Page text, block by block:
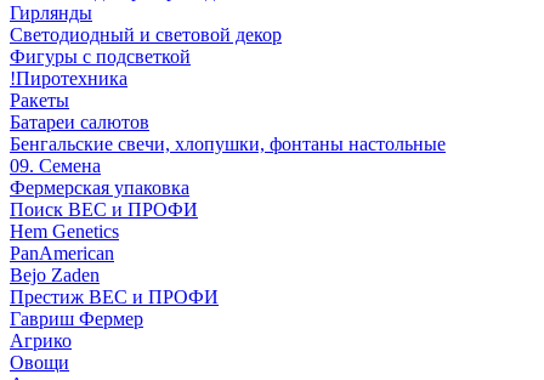
Гирлянды
Светодиодный и световой декор
Фигуры с подсветкой
!Пиротехника
Ракеты
Батареи салютов
Бенгальские свечи, хлопушки, фонтаны настольные
09. Семена
Фермерская упаковка
Поиск ВЕС и ПРОФИ
Hem Genetics
PanAmerican
Bejo Zaden
Престиж ВЕС и ПРОФИ
Гавриш Фермер
Агрико
Овощи